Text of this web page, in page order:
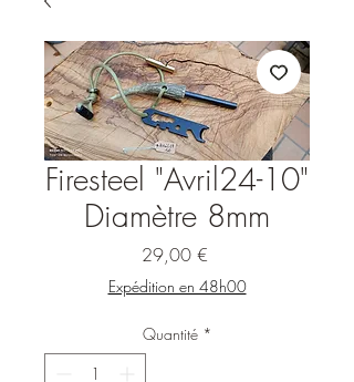
Firesteel "Avril24-10"
Diamètre 8mm
29,00 €Prix
Expédition en 48h00
Quantité *